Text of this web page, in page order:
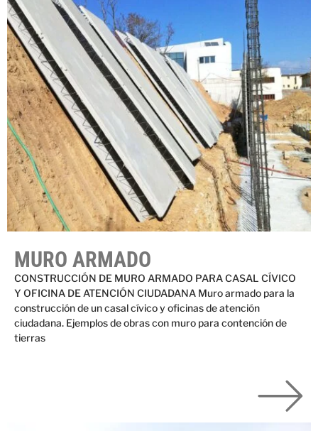
MURO ARMADO
CONSTRUCCIÓN DE MURO ARMADO PARA CASAL CÍVICO
Y OFICINA DE ATENCIÓN CIUDADANA Muro armado para la
construcción de un casal cívico y oficinas de atención
ciudadana. Ejemplos de obras con muro para contención de
tierras